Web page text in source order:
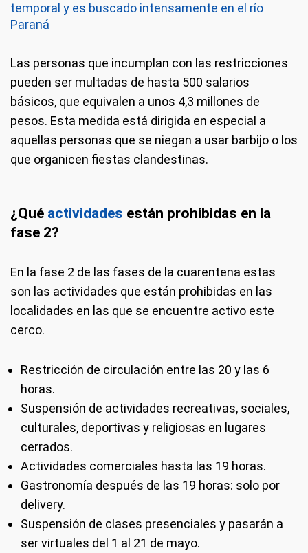
temporal y es buscado intensamente en el río
Paraná
Las personas que incumplan con las restricciones
pueden ser multadas de hasta 500 salarios
básicos, que equivalen a unos 4,3 millones de
pesos. Esta medida está dirigida en especial a
aquellas personas que se niegan a usar barbijo o los
que organicen fiestas clandestinas.
¿Qué actividades están prohibidas en la
fase 2?
En la fase 2 de las fases de la cuarentena estas
son las actividades que están prohibidas en las
localidades en las que se encuentre activo este
cerco.
Restricción de circulación entre las 20 y las 6
horas.
Suspensión de actividades recreativas, sociales,
culturales, deportivas y religiosas en lugares
cerrados.
Actividades comerciales hasta las 19 horas.
Gastronomía después de las 19 horas: solo por
delivery.
Suspensión de clases presenciales y pasarán a
ser virtuales del 1 al 21 de mayo.